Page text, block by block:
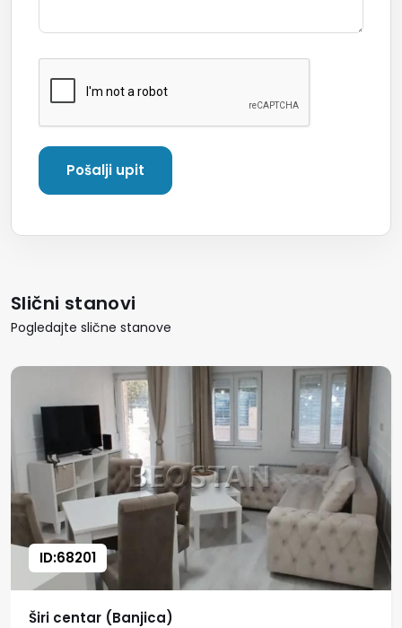
Slični stanovi
Pogledajte slične stanove
ID:68201
Širi centar (Banjica)